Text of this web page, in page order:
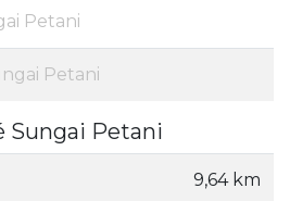
Petani
Petani
Sungai Petani
9,64 km